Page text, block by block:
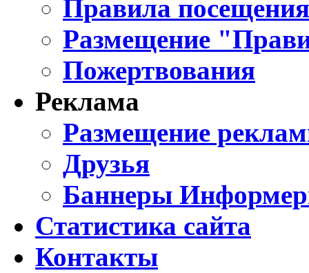
Правила
Размещение
Пожертвования
Реклама
Размещение
Друзья
Баннеры
Статистика сайта
Контакты